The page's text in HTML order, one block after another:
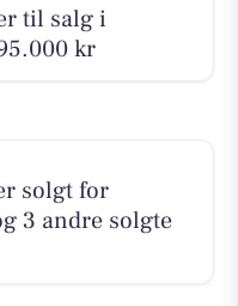
til salg i
kr
solgt for
3 andre solgte